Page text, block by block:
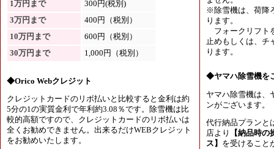
1万円まで
300円(税別)
3万円まで
400円（税別）
10万円まで
600円（税別）
30万円まで
1,000円（税別）
◆Orico Webクレジット
クレジットカードのリボ払いと比較すると金利は約
5分の1の実質金利で年利約3.08％です。除雪機は比
較的高額ですので、クレジットカードのリボ払いは
全くお勧めできません。出来るだけWEBクレジット
をお勧めいたします。
※除雪機は、荷降
ります。
フォークリフト
止めもしくは、チ
ります。
◆ヤマハ除雪機を
ヤマハ除雪機は、
ンがございます。
代行納品プランと
店より
【納品時
ス】 を受けること